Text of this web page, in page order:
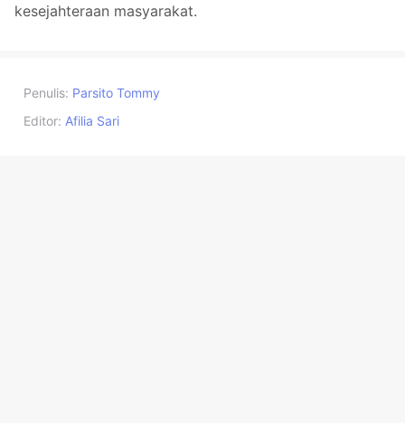
kesejahteraan masyarakat.
Penulis: Parsito Tommy
Editor: Afilia Sari